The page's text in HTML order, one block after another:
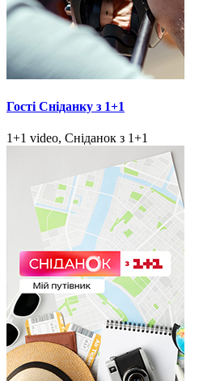
Гості Сніданку з 1+1
1+1 video, Сніданок з 1+1